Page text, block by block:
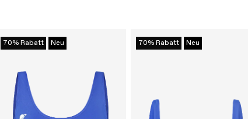
70% Rabatt Neu 70% Rabatt Neu